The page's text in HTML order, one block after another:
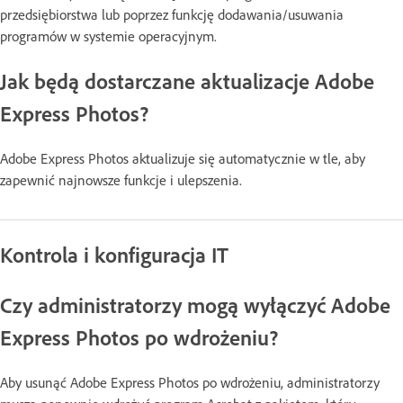
przedsiębiorstwa lub poprzez funkcję dodawania/usuwania
programów w systemie operacyjnym.
Jak będą dostarczane aktualizacje Adobe
Express Photos?
Adobe Express Photos aktualizuje się automatycznie w tle, aby
zapewnić najnowsze funkcje i ulepszenia.
Kontrola i konfiguracja IT
Czy administratorzy mogą wyłączyć Adobe
Express Photos po wdrożeniu?
Aby usunąć Adobe Express Photos po wdrożeniu, administratorzy